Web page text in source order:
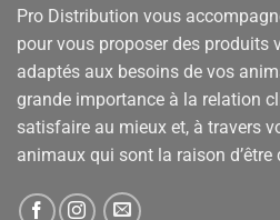
Pro Distribution vous
pour vous proposer des produits
adaptés aux besoins de vos
grande importance à la relation
satisfaire au mieux et, à travers
animaux qui sont la raison d’être